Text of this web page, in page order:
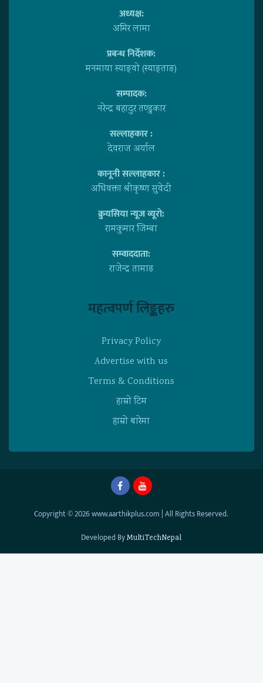
अध्यक्ष:
अमिर लामा
प्रबन्ध निर्देशक:
मनमाया स्याङ्वाे (स्याङ्ताङ)
सम्पादक:
नरेन्द्र बहादुर तण्डुकार
सल्लाहकार :
देवराज अर्याल
कानूनी सल्लाहकार :
अधिवक्ता श्रीकृष्ण सुवेदी
क्रुयसिया न्यूज व्यूराे:
रामकुमार जिम्बा
सम्वाददाता:
राजेन्द्र तामाङ
महत्वपर्ण लिङ्कहरु
Privacy Policy
Advertise with us
Terms & Conditions
हाम्राे टिम
हाम्राे बारेमा
Copyright © 2026 www.aarthikplus.com | All Rights Reserved.
Developed ByMultiTechNepal